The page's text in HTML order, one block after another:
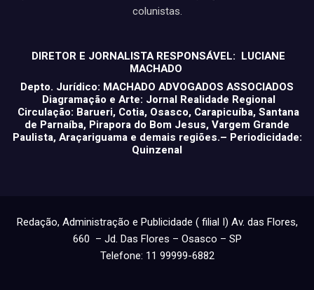
colunistas.
DIRETOR E JORNALISTA RESPONSÁVEL: LUCIANE
MACHADO
Depto. Jurídico: MACHADO ADVOGADOS ASSOCIADOS
Diagramação e Arte: Jornal Realidade Regional
Circulação: Barueri, Cotia, Osasco, Carapicuíba, Santana
de Parnaíba, Pirapora do Bom Jesus, Vargem Grande
Paulista, Araçariguama e demais regiões.– Periodicidade:
Quinzenal
Redação, Administração e Publicidade ( filial I) Av. das Flores,
660 – Jd. Das Flores – Osasco – SP
Telefone: 11 99999-6882